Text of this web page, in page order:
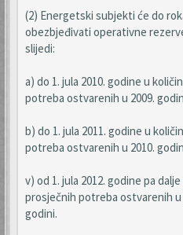
(2) Energetski subjekti će do
obezbjeđivati operativne
slijedi:
a) do 1. jula 2010. godine u
potreba ostvarenih u 2009.
b) do 1. jula 2011. godine u
potreba ostvarenih u 2010.
v) od 1. jula 2012. godine pa
prosječnih potreba ostvarenih
godini.